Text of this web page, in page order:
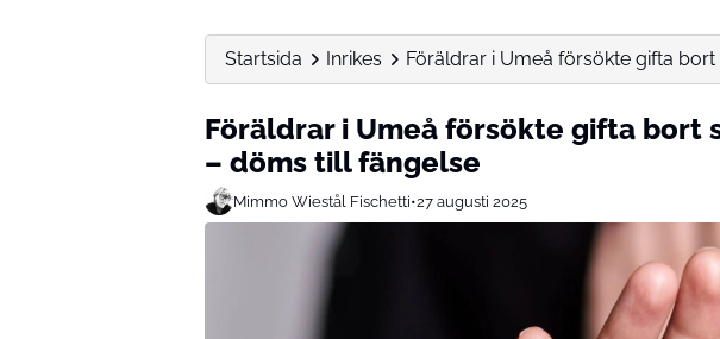
Startsida Inrikes Föräldrar i Umeå försökte gifta bort
Föräldrar i Umeå försökte gifta bort
– döms till fängelse
Mimmo Wiestål Fischetti•27 augusti 2025